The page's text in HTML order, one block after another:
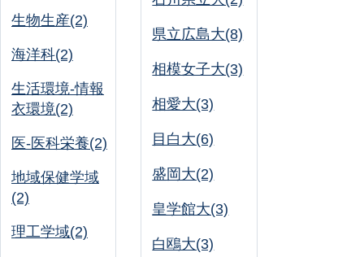
生物生産(2)
海洋科(2)
生活環境-情報
衣環境(2)
医-医科栄養(2)
地域保健学域
(2)
理工学域(2)
県立広島大(8)
相模女子大(3)
相愛大(3)
目白大(6)
盛岡大(2)
皇学館大(3)
白鴎大(3)